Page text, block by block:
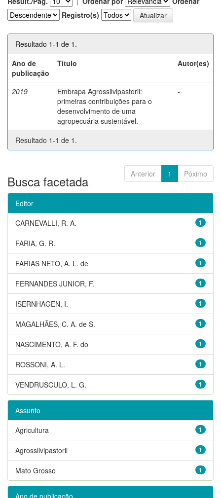
Registro(s)
Resultado 1-1 de 1.
Ano de
publicação
Título Autor(es)
2019
Embrapa Agrossilvipastoril:
primeiras contribuições para o
desenvolvimento de uma
agropecuária sustentável.
-
Resultado 1-1 de 1.
Anterior 1 Póximo
Busca facetada
Editor
1
CARNEVALLI, R. A.
1
FARIA, G. R.
1
FARIAS NETO, A. L. de
1
FERNANDES JUNIOR, F.
1
ISERNHAGEN, I.
1
MAGALHÃES, C. A. de S.
1
NASCIMENTO, A. F. do
1
ROSSONI, A. L.
1
VENDRUSCULO, L. G.
Assunto
1
Agricultura
1
Agrossilvipastoril
1
Mato Grosso
Ano de publicação